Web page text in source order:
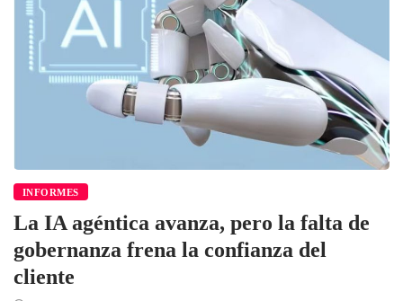
INFORMES
La IA agéntica avanza, pero la falta de
gobernanza frena la confianza del
cliente